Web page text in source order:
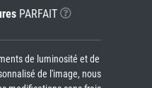
PARFAIT
de luminosité et de
de l'image, nous